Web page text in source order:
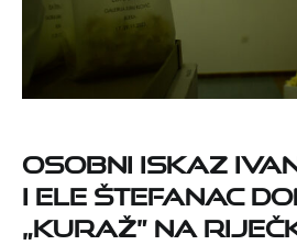
Osobni iskaz
i Ele Štefanac
„Kuraž” na